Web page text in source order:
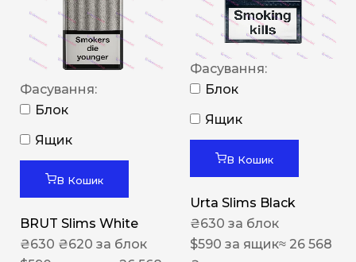
Фасування:
Блок
Ящик
В Кошик
BRUT Slims White
₴630 ₴620 за блок
Фасування:
Блок
Ящик
В Кошик
Urta Slims Black
₴630 за блок
$590 за ящик≈ 26 568